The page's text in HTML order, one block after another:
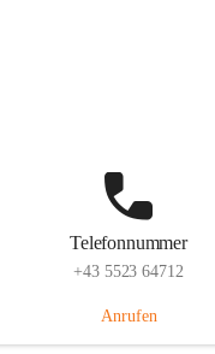
Telefonnummer
+43 5523 64712
Anrufen